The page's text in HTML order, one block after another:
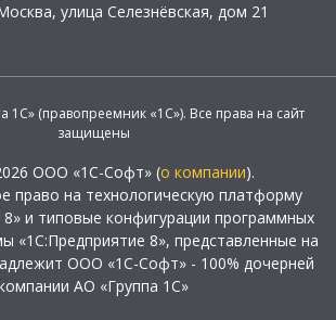
, улица Селезнёвская, дом 21
1С» (правопреемник «1С»). Все права на сайт
защищены
ООО «1С-Софт» (о компании).
право на технологическую платформу
и типовые конфигурации программных
«1С:Предприятие 8», представленные на
ООО «1С-Софт» - 100% дочерней
АО «Группа 1С»